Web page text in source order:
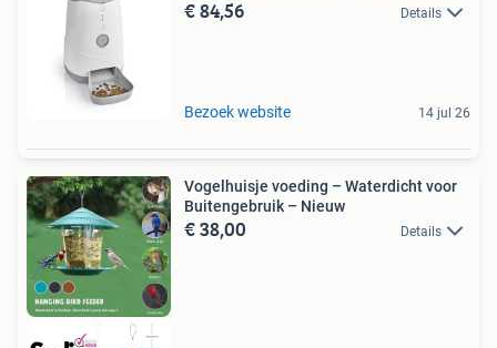
€ 84,56 Details
Bezoek website 14 jul 26
Vogelhuisje voeding – Waterdicht voor
Buitengebruik – Nieuw
€ 38,00 Details